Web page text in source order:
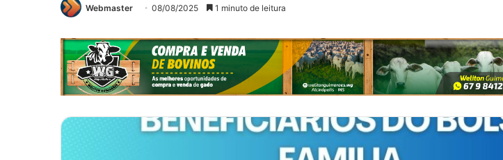
Webmaster 08/08/2025 1 minuto de leitura